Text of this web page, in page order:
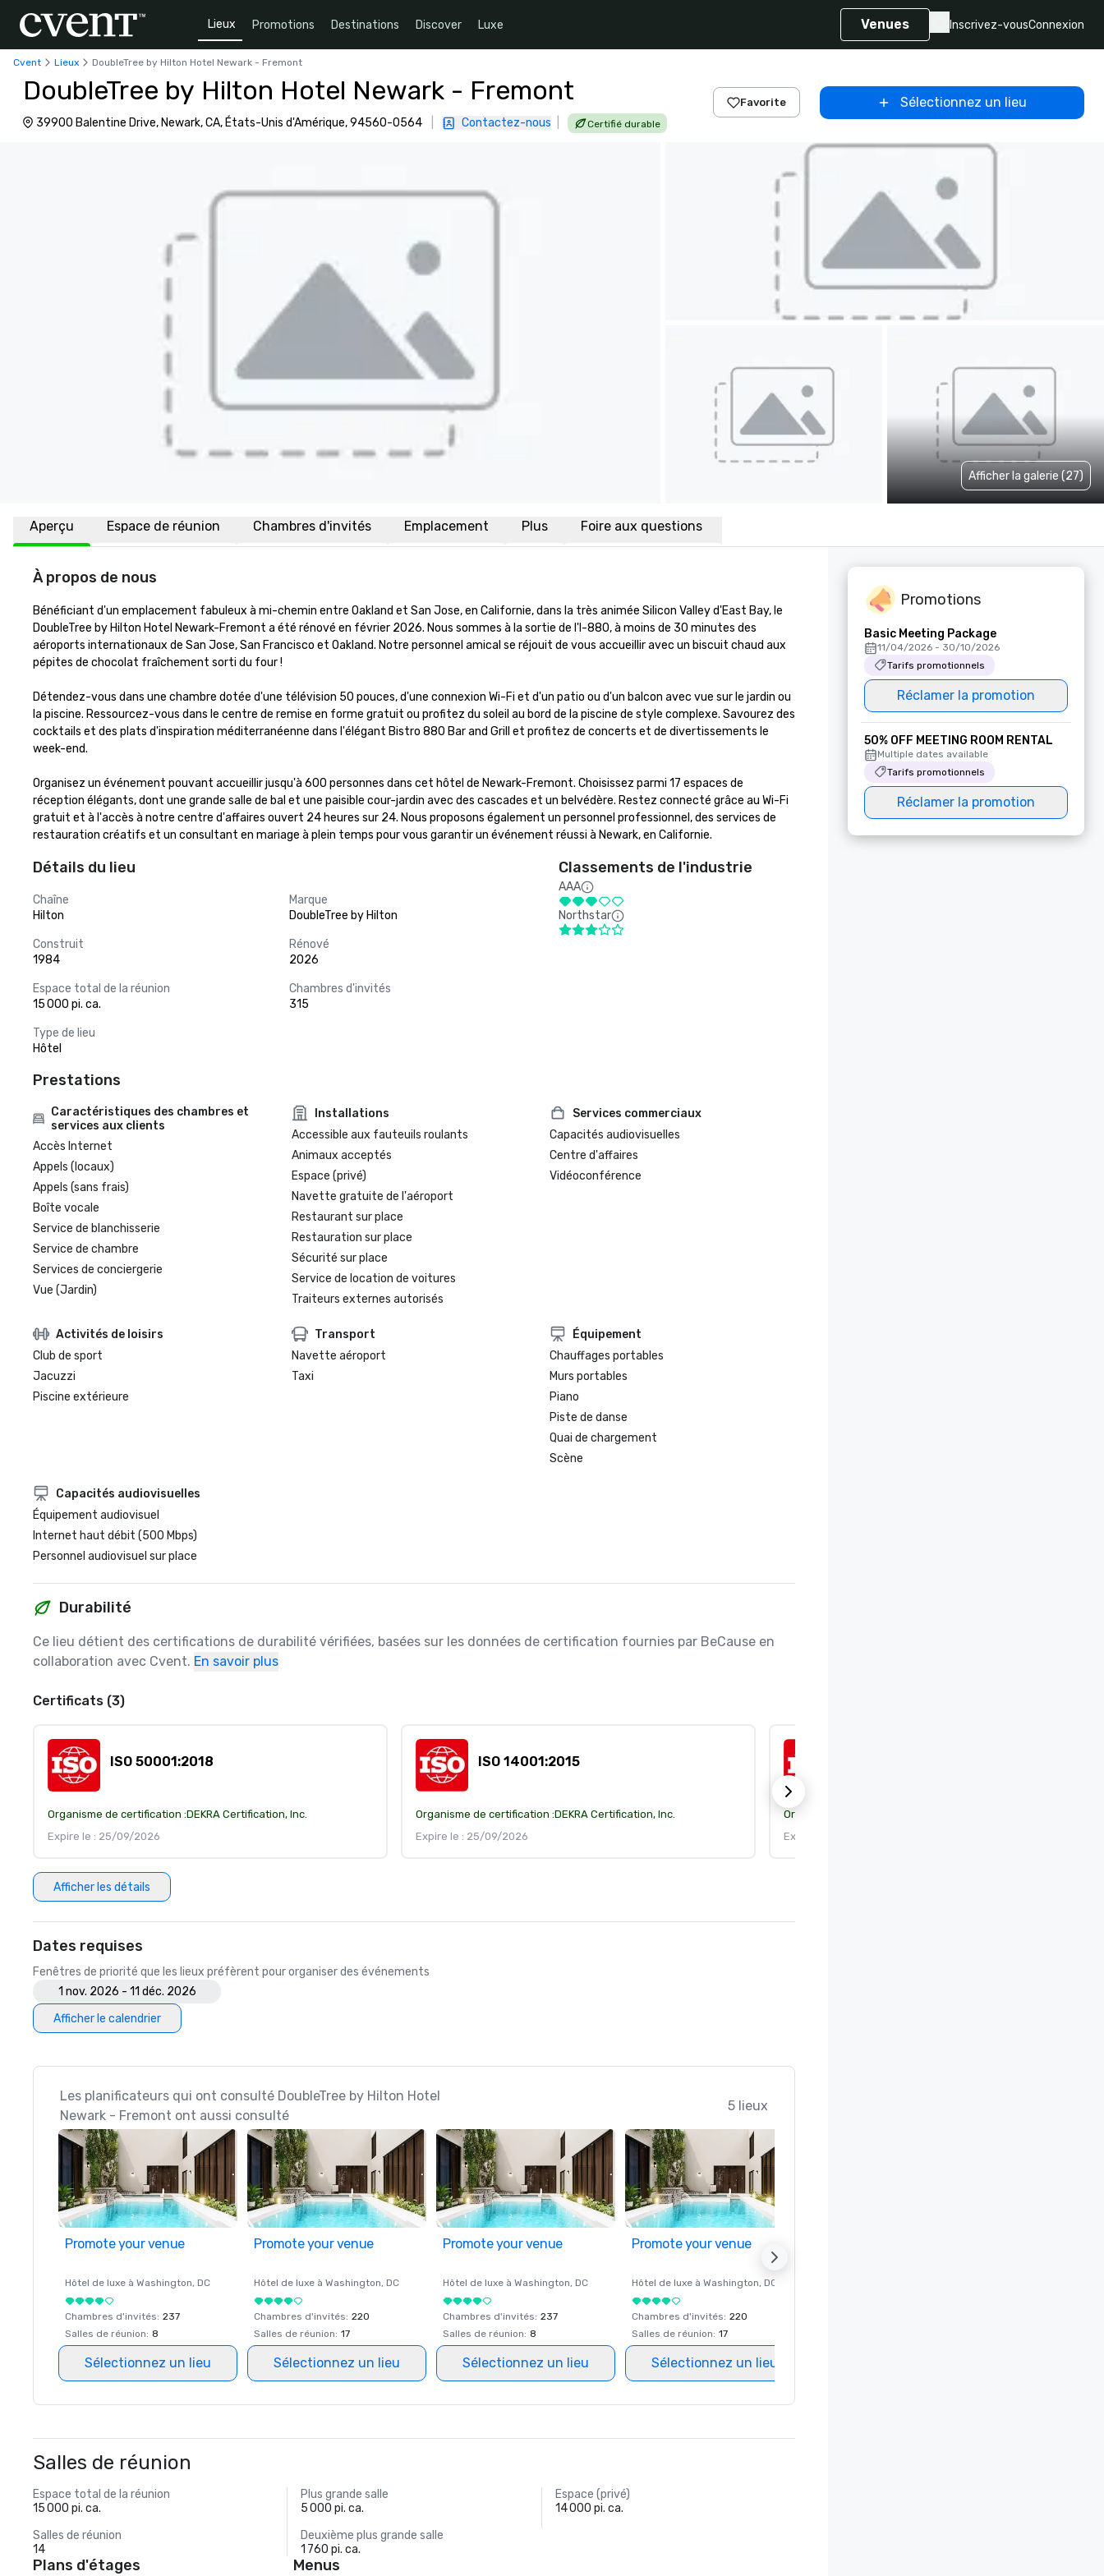
Lieux Promotions Destinations Discover Luxe Venues Inscrivez-vousConnexion
Cvent Lieux DoubleTree by Hilton Hotel Newark - Fremont
DoubleTree by Hilton Hotel Newark - Fremont
39900 Balentine Drive, Newark, CA, États-Unis d'Amérique, 94560-0564 Contactez-nous Certifié durable
Favorite Sélectionnez un lieu
Afficher la galerie (27)
Aperçu Espace de réunion Chambres d'invités Emplacement Plus Foire aux questions
À propos de nous
Bénéficiant d'un emplacement fabuleux à mi-chemin entre Oakland et San Jose, en Californie, dans la très animée Silicon Valley d'East Bay, le
DoubleTree by Hilton Hotel Newark-Fremont a été rénové en février 2026. Nous sommes à la sortie de l'I-880, à moins de 30 minutes des
aéroports internationaux de San Jose, San Francisco et Oakland. Notre personnel amical se réjouit de vous accueillir avec un biscuit chaud aux
pépites de chocolat fraîchement sorti du four !
Détendez-vous dans une chambre dotée d'une télévision 50 pouces, d'une connexion Wi-Fi et d'un patio ou d'un balcon avec vue sur le jardin ou
la piscine. Ressourcez-vous dans le centre de remise en forme gratuit ou profitez du soleil au bord de la piscine de style complexe. Savourez des
cocktails et des plats d'inspiration méditerranéenne dans l'élégant Bistro 880 Bar and Grill et profitez de concerts et de divertissements le
week-end.
Organisez un événement pouvant accueillir jusqu'à 600 personnes dans cet hôtel de Newark-Fremont. Choisissez parmi 17 espaces de
réception élégants, dont une grande salle de bal et une paisible cour-jardin avec des cascades et un belvédère. Restez connecté grâce au Wi-Fi
gratuit et à l'accès à notre centre d'affaires ouvert 24 heures sur 24. Nous proposons également un personnel professionnel, des services de
restauration créatifs et un consultant en mariage à plein temps pour vous garantir un événement réussi à Newark, en Californie.
Détails du lieu
Chaîne
Hilton
Marque
DoubleTree by Hilton
Construit
1984
Rénové
2026
Espace total de la réunion
15 000 pi. ca.
Chambres d'invités
315
Type de lieu
Hôtel
Classements de l'industrie
AAA
Northstar
Prestations
Caractéristiques des chambres et
services aux clients
Accès Internet
Appels (locaux)
Appels (sans frais)
Boîte vocale
Service de blanchisserie
Service de chambre
Services de conciergerie
Vue (Jardin)
Installations
Accessible aux fauteuils roulants
Animaux acceptés
Espace (privé)
Navette gratuite de l'aéroport
Restaurant sur place
Restauration sur place
Sécurité sur place
Service de location de voitures
Traiteurs externes autorisés
Services commerciaux
Capacités audiovisuelles
Centre d'affaires
Vidéoconférence
Activités de loisirs
Club de sport
Jacuzzi
Piscine extérieure
Transport
Navette aéroport
Taxi
Équipement
Chauffages portables
Murs portables
Piano
Piste de danse
Quai de chargement
Scène
Capacités audiovisuelles
Équipement audiovisuel
Internet haut débit (500 Mbps)
Personnel audiovisuel sur place
Durabilité
Ce lieu détient des certifications de durabilité vérifiées, basées sur les données de certification fournies par BeCause en
collaboration avec Cvent. En savoir plus
Certificats (3)
ISO 50001:2018
Organisme de certification :DEKRA Certification, Inc.
Expire le : 25/09/2026
ISO 14001:2015
Organisme de certification :DEKRA Certification, Inc.
Expire le : 25/09/2026
Organisme de certification :
Expire le : 25/09/2026
Afficher les détails
Dates requises
Fenêtres de priorité que les lieux préfèrent pour organiser des événements
1 nov. 2026 - 11 déc. 2026
Afficher le calendrier
Les planificateurs qui ont consulté DoubleTree by Hilton Hotel
Newark - Fremont ont aussi consulté
5 lieux
Promote your venue
Hôtel de luxe à Washington, DC
Chambres d'invités: 237
Salles de réunion: 8
Sélectionnez un lieu
Promote your venue
Hôtel de luxe à Washington, DC
Chambres d'invités: 220
Salles de réunion: 17
Sélectionnez un lieu
Promote your venue
Hôtel de luxe à Washington, DC
Chambres d'invités: 237
Salles de réunion: 8
Sélectionnez un lieu
Promote your venue
Hôtel de luxe à Washington, DC
Chambres d'invités: 220
Salles de réunion: 17
Sélectionnez un lieu
Salles de réunion
Espace total de la réunion
15 000 pi. ca.
Plus grande salle
5 000 pi. ca.
Espace (privé)
14 000 pi. ca.
Salles de réunion
14
Deuxième plus grande salle
1 760 pi. ca.
Plans d'étages Menus
Promotions
Basic Meeting Package
11/04/2026 - 30/10/2026
Tarifs promotionnels
Réclamer la promotion
50% OFF MEETING ROOM RENTAL
Multiple dates available
Tarifs promotionnels
Réclamer la promotion